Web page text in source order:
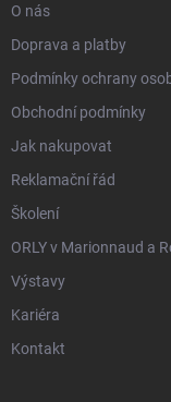
O nás
Doprava a platby
Podmínky ochrany
Obchodní podmínky
Jak nakupovat
Reklamační řád
Školení
ORLY v Marionnaud a
Výstavy
Kariéra
Kontakt